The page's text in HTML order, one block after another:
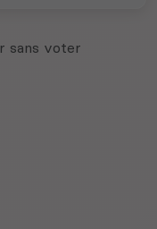
sans voter